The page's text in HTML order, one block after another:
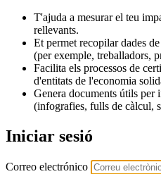
T'ajuda a mesurar el teu
rellevants.
Et permet recopilar dades
(per exemple, treballadors,
Facilita els processos de
d'entitats de l'economia
Genera documents útils per
(infografies, fulls de càlcul,
Iniciar sesió
Correo electrónico